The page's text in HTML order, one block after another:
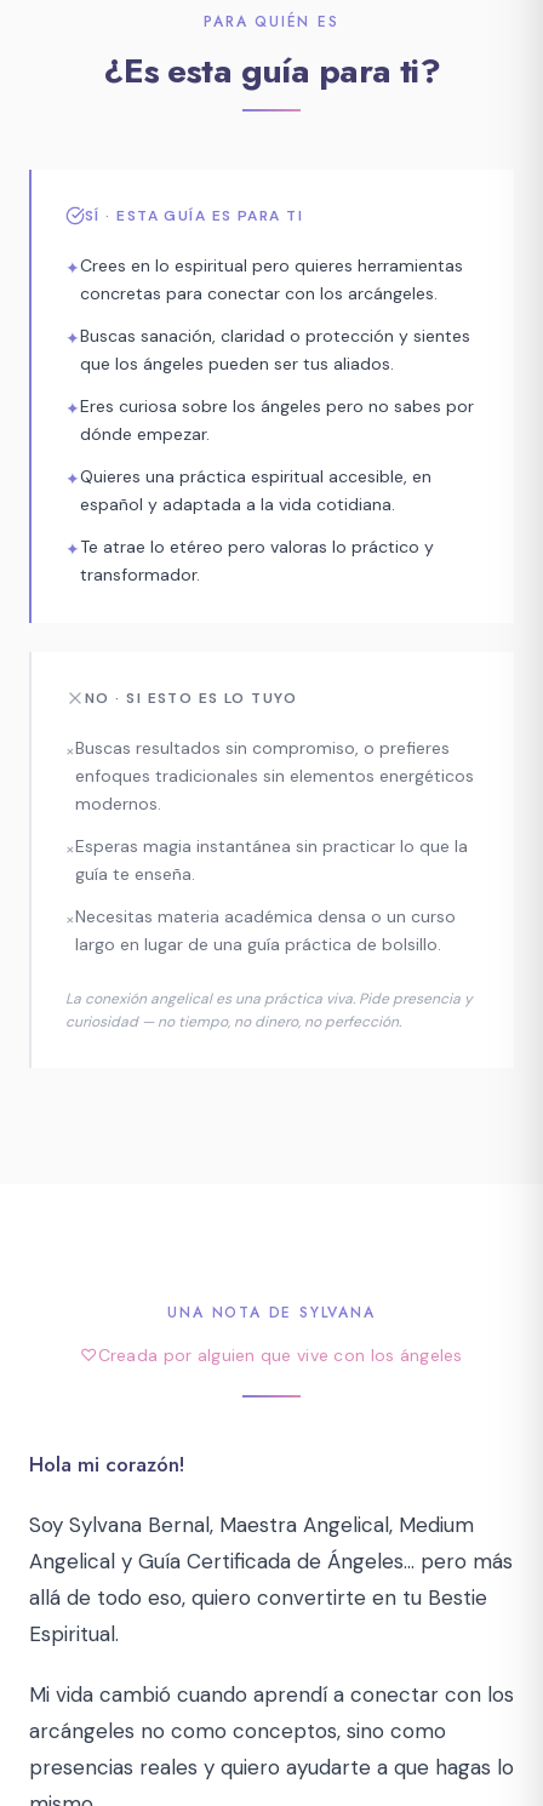
PARA QUIÉN ES
¿Es esta guía para ti?
SÍ · ESTA GUÍA ES PARA TI
✦Crees en lo espiritual pero quieres herramientas
concretas para conectar con los arcángeles.
✦Buscas sanación, claridad o protección y sientes
que los ángeles pueden ser tus aliados.
✦Eres curiosa sobre los ángeles pero no sabes por
dónde empezar.
✦Quieres una práctica espiritual accesible, en
español y adaptada a la vida cotidiana.
✦Te atrae lo etéreo pero valoras lo práctico y
transformador.
NO · SI ESTO ES LO TUYO
×Buscas resultados sin compromiso, o prefieres
enfoques tradicionales sin elementos energéticos
modernos.
×Esperas magia instantánea sin practicar lo que la
guía te enseña.
×Necesitas materia académica densa o un curso
largo en lugar de una guía práctica de bolsillo.
La conexión angelical es una práctica viva. Pide presencia y
curiosidad — no tiempo, no dinero, no perfección.
UNA NOTA DE SYLVANA
♡Creada por alguien que vive con los ángeles
Hola mi corazón!
Soy Sylvana Bernal, Maestra Angelical, Medium
Angelical y Guía Certificada de Ángeles… pero más
allá de todo eso, quiero convertirte en tu Bestie
Espiritual.
Mi vida cambió cuando aprendí a conectar con los
arcángeles no como conceptos, sino como
presencias reales y quiero ayudarte a que hagas lo